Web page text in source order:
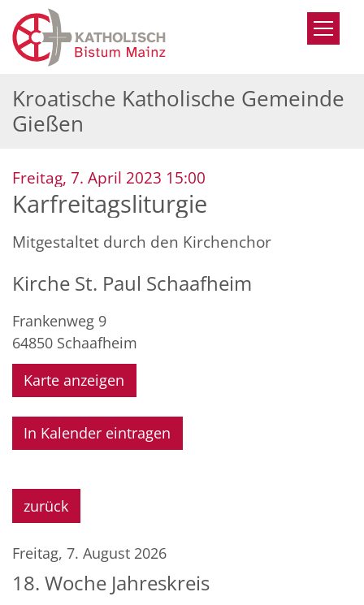
Zum Inhalt springen
Kroatische Katholische Gemeinde
Gießen
Freitag, 7. April 2023 15:00
Karfreitagsliturgie
Mitgestaltet durch den Kirchenchor
Kirche St. Paul Schaafheim
Frankenweg 9
64850 Schaafheim
Karte anzeigen
In Kalender eintragen
zurück
Freitag, 7. August 2026
18. Woche Jahreskreis